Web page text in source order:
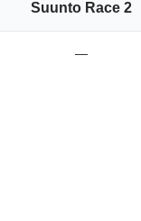
Suunto Race 2
—